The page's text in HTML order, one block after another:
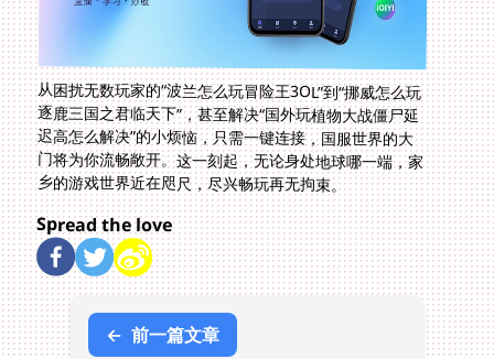
从困扰无数玩家的“波兰怎么玩冒险王3OL”到“挪威怎么玩
逐鹿三国之君临天下”，甚至解决“国外玩植物大战僵尸延
迟高怎么解决”的小烦恼，只需一键连接，国服世界的大
门将为你流畅敞开。这一刻起，无论身处地球哪一端，家
乡的游戏世界近在咫尺，尽兴畅玩再无拘束。
Spread the love
← 前一篇文章